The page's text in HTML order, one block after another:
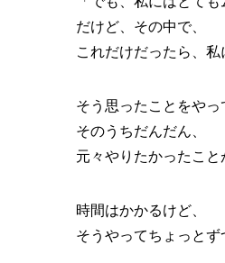
だけど、その中で、
これだけだったら、私
そう思ったことをやっ
そのうちだんだん、
元々やりたかったこと
時間はかかるけど、
そうやってちょっとず